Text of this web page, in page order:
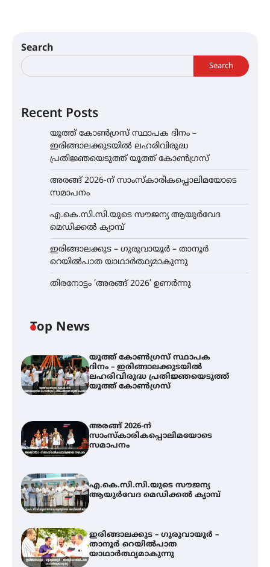
Search
Search
Recent Posts
യൂത്ത് കോൺഗ്രസ്‌ സ്ഥാപക ദിനം –
ഇരിങ്ങാലക്കുടയിൽ ലഹരിവിരുദ്ധ
പ്രതിജ്ഞയെടുത്ത് യൂത്ത് കോൺഗ്രസ്
അരങ്ങ് 2026-ന് സാംസ്കാരികപ്പൊലിമയോടെ
സമാപനം
എ.കെ.സി.സി.യുടെ സൗജന്യ ആയുർവേദ
മെഡിക്കൽ ക്യാമ്പ്
ഇരിങ്ങാലക്കുട – ഗുരുവായൂർ – താനൂർ
റെയിൽപാത യാഥാർത്ഥ്യമാകുന്നു
തിരനോട്ടം ‘അരങ്ങ് 2026’ ഉണർന്നു
Top News
യൂത്ത് കോൺഗ്രസ്‌ സ്ഥാപക
ദിനം – ഇരിങ്ങാലക്കുടയിൽ
ലഹരിവിരുദ്ധ പ്രതിജ്ഞയെടുത്ത്
യൂത്ത് കോൺഗ്രസ്
അരങ്ങ് 2026-ന്
സാംസ്കാരികപ്പൊലിമയോടെ
സമാപനം
എ.കെ.സി.സി.യുടെ സൗജന്യ
ആയുർവേദ മെഡിക്കൽ ക്യാമ്പ്
ഇരിങ്ങാലക്കുട – ഗുരുവായൂർ –
താനൂർ റെയിൽപാത
യാഥാർത്ഥ്യമാകുന്നു